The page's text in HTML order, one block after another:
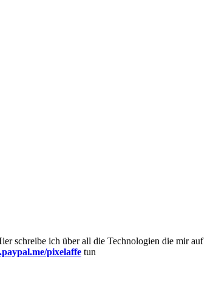
schreibe ich über all die Technologien die mir auf
pixelaffe tun